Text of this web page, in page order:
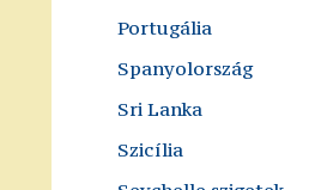
Portugália
Spanyolország
Sri Lanka
Szicília